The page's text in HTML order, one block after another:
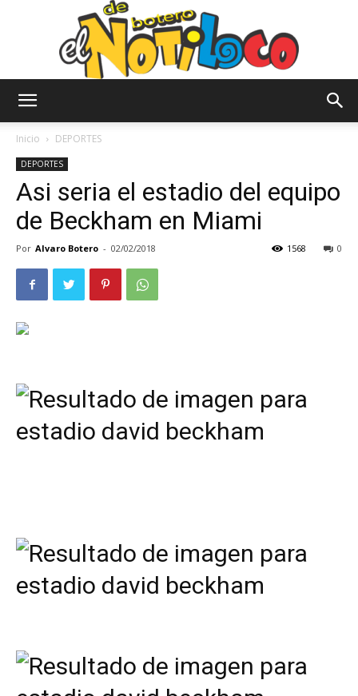
Notiloco
Inicio DEPORTES
DEPORTES
Asi seria el estadio del equipo
de Beckham en Miami
Por Alvaro Botero - 02/02/2018 0
1568